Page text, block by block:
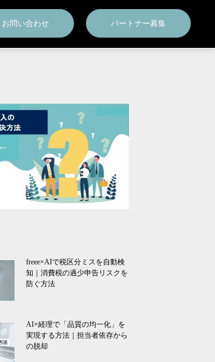
お問い合わせ パートナー募集
freee×AIで税区分ミスを自動検
知｜消費税の過少申告リスクを
防ぐ方法
AI×経理で「品質の均一化」を
実現する方法｜担当者依存から
の脱却